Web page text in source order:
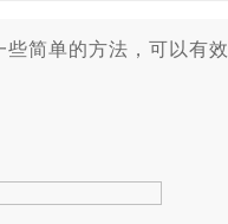
简单的方法，可以有